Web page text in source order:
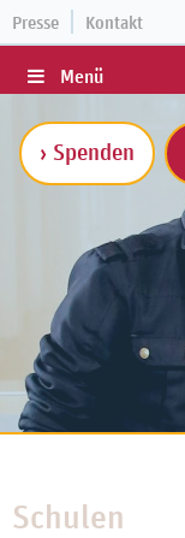
Presse Kontakt
Menü
› Spenden
Schulen